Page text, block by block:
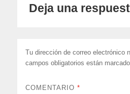
Deja una
Tu dirección de correo electrónico
campos obligatorios están
COMENTARIO*